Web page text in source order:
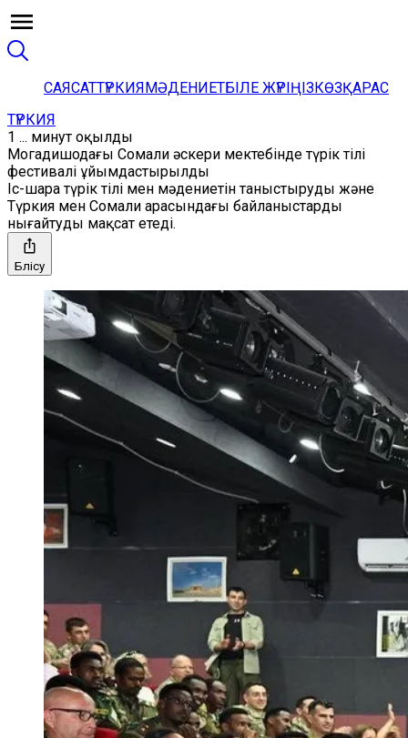
САЯСАТТҮРКИЯМӘДЕНИЕТБІЛЕ ЖҮРІҢІЗКӨЗҚАРАС
ТҮРКИЯ
1 ... минут оқылды
Могадишодағы Сомали әскери мектебінде түрік тілі
фестивалі ұйымдастырылды
Іс-шара түрік тілі мен мәдениетін таныстыруды және
Түркия мен Сомали арасындағы байланыстарды
нығайтуды мақсат етеді.
Бөлісу